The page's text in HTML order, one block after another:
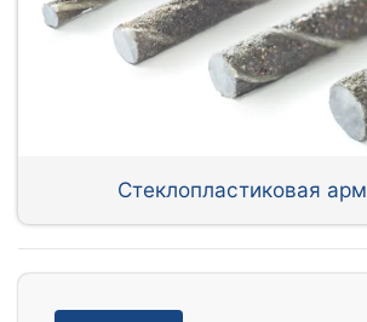
Стеклопластиковая